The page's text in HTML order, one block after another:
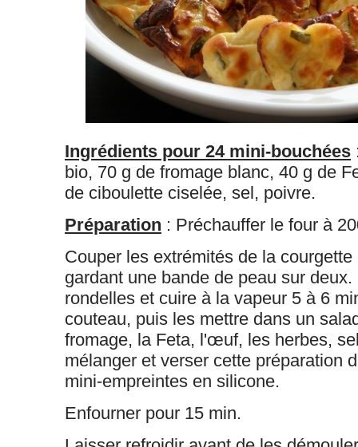
Ingrédients pour 24 mini-bouchées
bio, 70 g de fromage blanc, 40 g de
de ciboulette ciselée, sel, poivre.
Préparation : Préchauffer le four à
Couper les extrémités de la
gardant une bande de peau sur
rondelles et cuire à la vapeur 5 à 6
couteau, puis les mettre dans un
fromage, la Feta, l'œuf, les herbes,
mélanger et verser cette préparation
mini-empreintes en silicone.
Enfourner pour 15 min.